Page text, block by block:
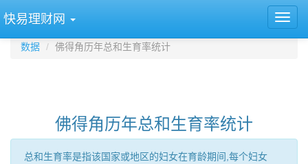
快易理财网
数据 佛得角历年总和生育率统计
佛得角历年总和生育率统计
总和生育率是指该国家或地区的妇女在育龄期间,每个妇女